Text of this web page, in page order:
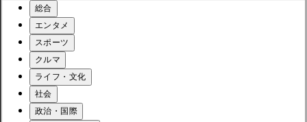
総合
エンタメ
スポーツ
クルマ
ライフ・文化
社会
政治・国際